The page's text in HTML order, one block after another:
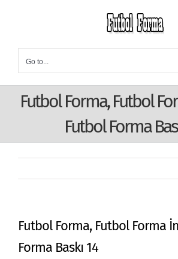
content
Go to...
Futbol Forma, Futbol
Futbol Forma
Futbol Forma, Futbol Forma
Forma Baskı 14